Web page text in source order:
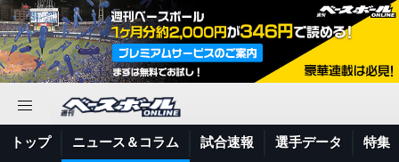
トップ ニュース＆コラム 試合速報 選手データ 特集